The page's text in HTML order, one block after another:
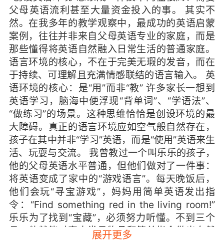
父母英语流利甚至大量资金投入的事。 其实不
然。在我多年的教学观察中，最成功的英语启蒙
案例，往往并非来自父母英语专业的家庭，而是
那些懂得将英语自然融入日常生活的普通家庭。
语言环境的核心，不在于完美无瑕的发音，而在
于持续、可理解且充满情感联结的语言输入。 英
语环境的核心：是“用”而非“教” 许多家长一想到
英语学习，脑海中便浮现“背单词”、“学语法”、
“做练习”的场景。这种思维恰恰是创设环境的最
大障碍。真正的语言环境应如空气般自然存在，
孩子在其中并非“学习”英语，而是“使用”英语来生
活、玩耍与交流。 我曾教过一个叫乐乐的孩子，
他的父母英语水平普通，但他们做对了一件事：
将英语变成了家中的“游戏语言”。每天晚饭后，
他们会玩“寻宝游戏”，妈妈用简单英语发出指
令：“Find something red in the living room!”
乐乐为了找到“宝藏”，必须努力听懂。不到三个
月，他就能对家中常见物品和简单指令做出自然
反应。这种做法的关键在于，英语不是额外的学
展开更多